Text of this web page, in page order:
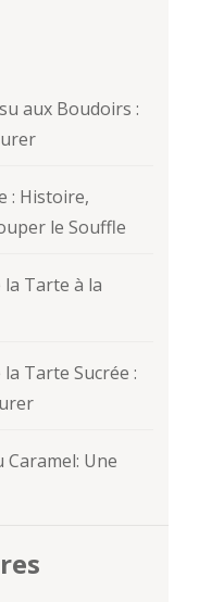
aux Boudoirs :
: Histoire,
le Souffle
la Tarte à la
Tarte Sucrée :
Caramel: Une